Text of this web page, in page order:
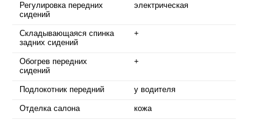
Регулировка передних
сидений
электрическая
Складывающаяся спинка
задних сидений
+
Обогрев передних
сидений
+
Подлокотник передний у водителя
Отделка салона кожа